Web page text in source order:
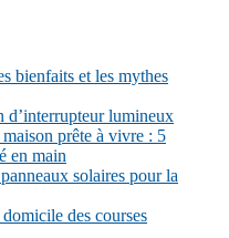
bienfaits et les mythes
d’interrupteur lumineux
prête à vivre : 5
en main
solaires pour la
des courses